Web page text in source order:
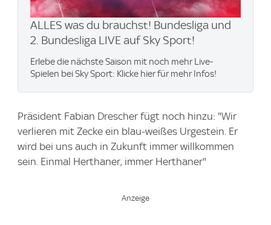
ALLES was du brauchst! Bundesliga und
2. Bundesliga LIVE auf Sky Sport!
Erlebe die nächste Saison mit noch mehr Live-
Spielen bei Sky Sport: Klicke hier für mehr Infos!
Präsident Fabian Drescher fügt noch hinzu: "Wir
verlieren mit Zecke ein blau-weißes Urgestein. Er
wird bei uns auch in Zukunft immer willkommen
sein. Einmal Herthaner, immer Herthaner"